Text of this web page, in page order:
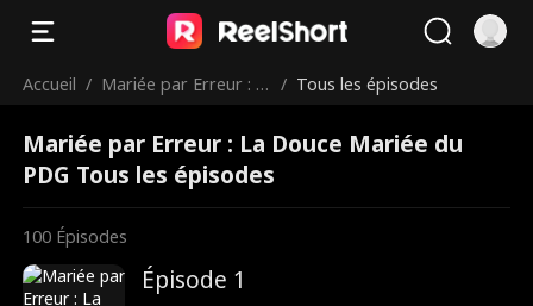
Accueil / Mariée par Erreur : L
DG
/ Tous les épisodes
Mariée par Erreur : La Douce Mariée du
PDG Tous les épisodes
100 Épisodes
Épisode 1